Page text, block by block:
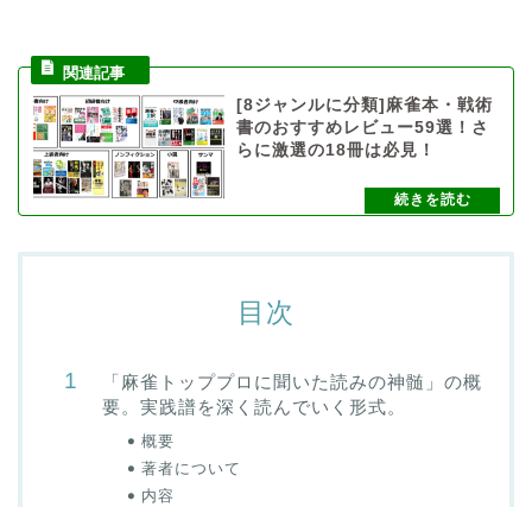
[8ジャンルに分類]麻雀本・戦術
書のおすすめレビュー59選！さ
らに激選の18冊は必見！
目次
「麻雀トッププロに聞いた読みの神髄」の概
要。実践譜を深く読んでいく形式。
概要
著者について
内容